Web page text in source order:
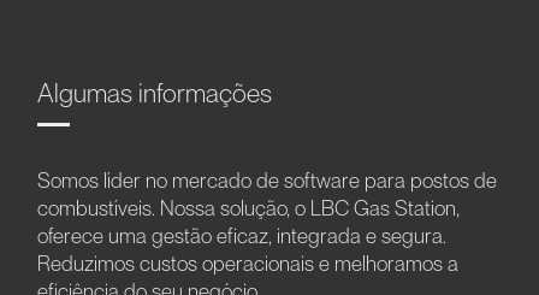
Algumas informações
Somos líder no mercado de software para postos de
combustíveis. Nossa solução, o LBC Gas Station,
oferece uma gestão eficaz, integrada e segura.
Reduzimos custos operacionais e melhoramos a
eficiência do seu negócio.